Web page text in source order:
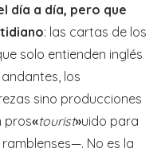
día a día, pero que
: las cartas de los
solo entienden inglés
los
sino producciones
pros«tourist»uido para
No es la